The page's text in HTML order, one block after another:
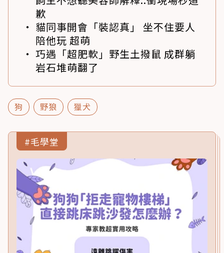
歉
貓同事開會「裝認真」 坐不住要人
陪他玩 超萌
巧遇「超肥軟」野生土撥鼠 成群躺
岩石堆萌翻了
狗 野狼 獵犬
#毛學堂